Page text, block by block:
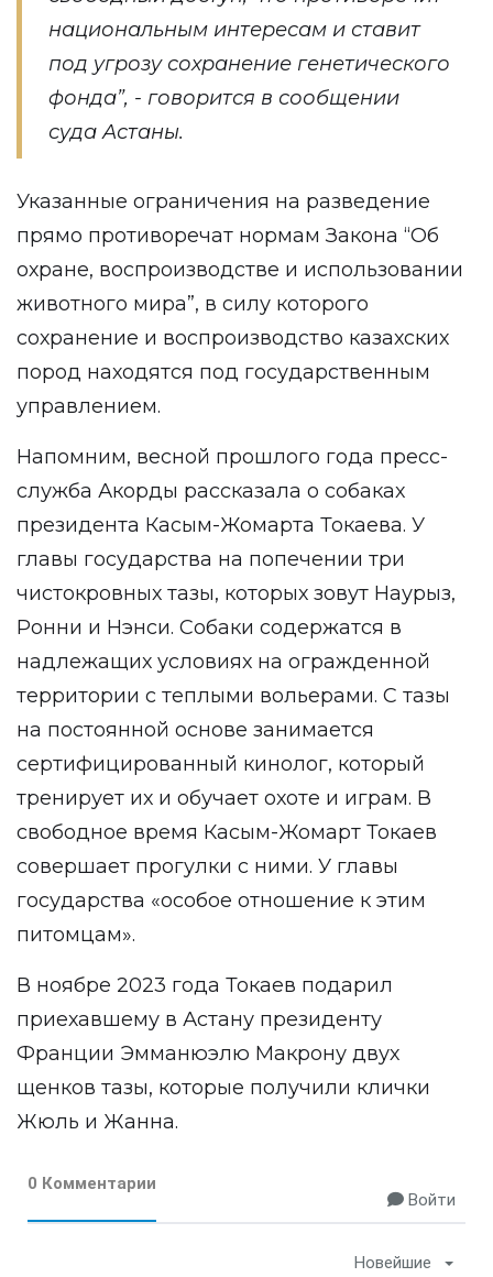
национальным интересам и ставит
под угрозу сохранение генетического
фонда”, - говорится в сообщении
суда Астаны.
Указанные ограничения на разведение
прямо противоречат нормам Закона “Об
охране, воспроизводстве и использовании
животного мира”, в силу которого
сохранение и воспроизводство казахских
пород находятся под государственным
управлением.
Напомним, весной прошлого года пресс-
служба Акорды рассказала о собаках
президента Касым-Жомарта Токаева. У
главы государства на попечении три
чистокровных тазы, которых зовут Наурыз,
Ронни и Нэнси. Собаки содержатся в
надлежащих условиях на огражденной
территории с теплыми вольерами. С тазы
на постоянной основе занимается
сертифицированный кинолог, который
тренирует их и обучает охоте и играм. В
свободное время Касым-Жомарт Токаев
совершает прогулки с ними. У главы
государства «особое отношение к этим
питомцам».
В ноябре 2023 года Токаев подарил
приехавшему в Астану президенту
Франции Эмманюэлю Макрону двух
щенков тазы, которые получили клички
Жюль и Жанна.
0 Комментарии
Войти
Новейшие